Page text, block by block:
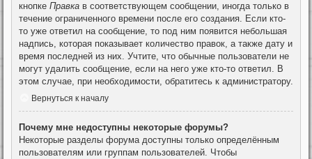
кнопке Правка в соответствующем сообщении, иногда только в
течение ограниченного времени после его создания. Если кто-
то уже ответил на сообщение, то под ним появится небольшая
надпись, которая показывает количество правок, а также дату и
время последней из них. Учтите, что обычные пользователи не
могут удалить сообщение, если на него уже кто-то ответил. В
этом случае, при необходимости, обратитесь к администратору.
Вернуться к началу
Почему мне недоступны некоторые форумы?
Некоторые разделы форума доступны только определённым
пользователям или группам пользователей. Чтобы